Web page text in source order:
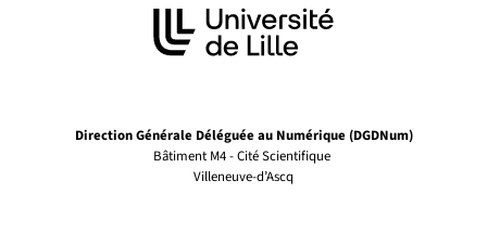
Direction Générale Déléguée au Numérique (DGDNum)
Bâtiment M4 - Cité Scientifique
Villeneuve-d’Ascq